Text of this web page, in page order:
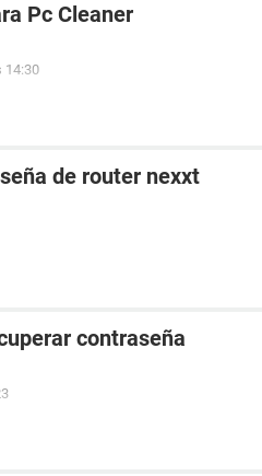
Pc Cleaner
14:30
de router nexxt
contraseña